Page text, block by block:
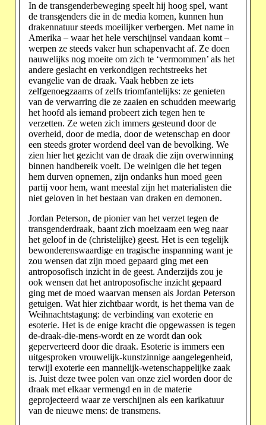
In de transgenderbeweging speelt hij hoog spel, want
de transgenders die in de media komen, kunnen hun
drakennatuur steeds moeilijker verbergen. Met name in
Amerika – waar het hele verschijnsel vandaan komt –
werpen ze steeds vaker hun schapenvacht af. Ze doen
nauwelijks nog moeite om zich te ‘vermommen’ als het
andere geslacht en verkondigen rechtstreeks het
evangelie van de draak. Vaak hebben ze iets
zelfgenoegzaams of zelfs triomfantelijks: ze genieten
van de verwarring die ze zaaien en schudden meewarig
het hoofd als iemand probeert zich tegen hen te
verzetten. Ze weten zich immers gesteund door de
overheid, door de media, door de wetenschap en door
een steeds groter wordend deel van de bevolking. We
zien hier het gezicht van de draak die zijn overwinning
binnen handbereik voelt. De weinigen die het tegen
hem durven opnemen, zijn ondanks hun moed geen
partij voor hem, want meestal zijn het materialisten die
niet geloven in het bestaan van draken en demonen.
Jordan Peterson, de pionier van het verzet tegen de
transgenderdraak, baant zich moeizaam een weg naar
het geloof in de (christelijke) geest. Het is een tegelijk
bewonderenswaardige en tragische inspanning want je
zou wensen dat zijn moed gepaard ging met een
antroposofisch inzicht in de geest. Anderzijds zou je
ook wensen dat het antroposofische inzicht gepaard
ging met de moed waarvan mensen als Jordan Peterson
getuigen. Wat hier zichtbaar wordt, is het thema van de
Weihnachtstagung: de verbinding van exoterie en
esoterie. Het is de enige kracht die opgewassen is tegen
de-draak-die-mens-wordt en ze wordt dan ook
geperverteerd door die draak. Esoterie is immers een
uitgesproken vrouwelijk-kunstzinnige aangelegenheid,
terwijl exoterie een mannelijk-wetenschappelijke zaak
is. Juist deze twee polen van onze ziel worden door de
draak met elkaar vermengd en in de materie
geprojecteerd waar ze verschijnen als een karikatuur
van de nieuwe mens: de transmens.